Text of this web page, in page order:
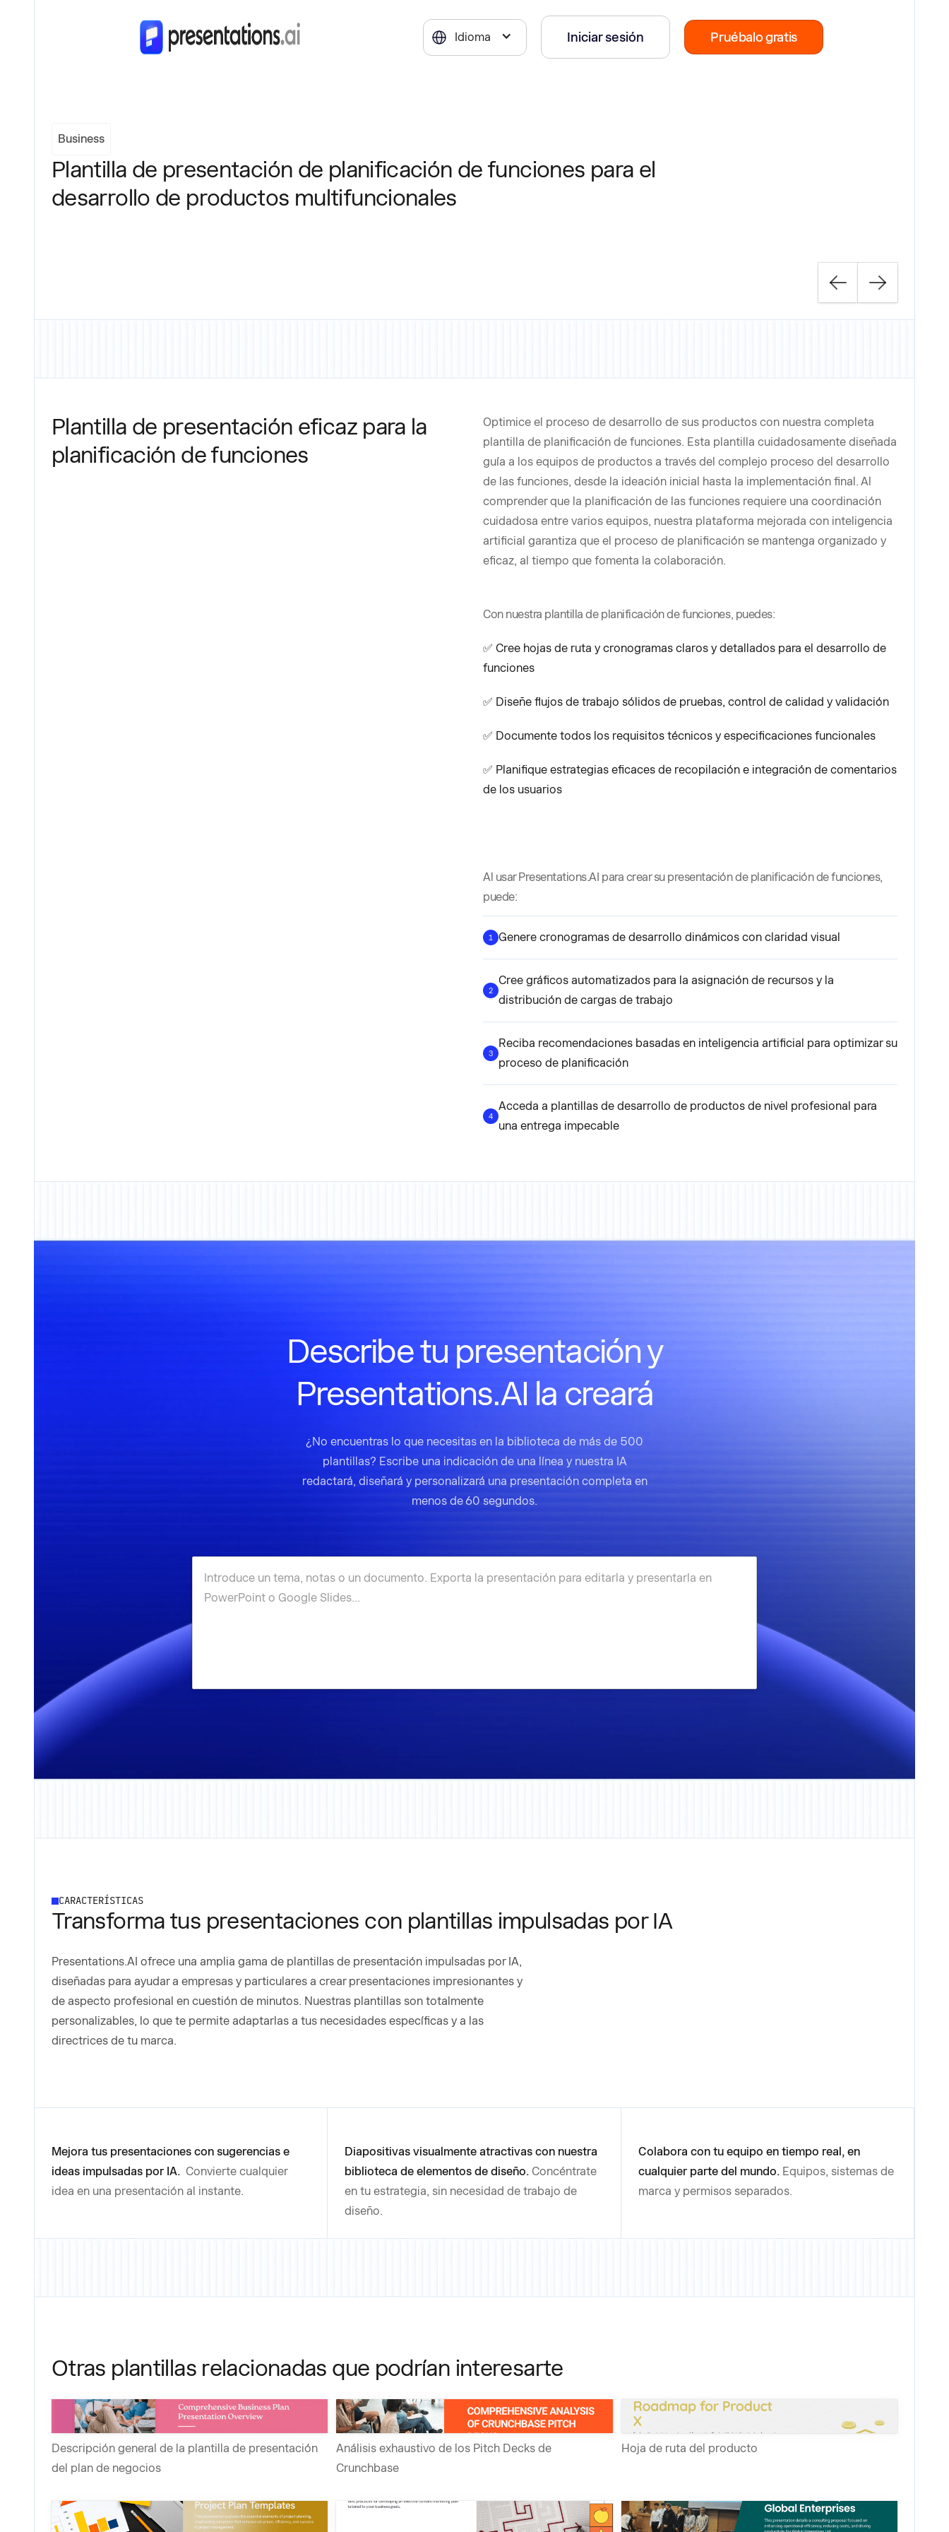
Idioma Iniciar sesión Pruébalo gratis
Business
Plantilla de presentación de planificación de funciones para el
desarrollo de productos multifuncionales
Plantilla de presentación eficaz para la
planificación de funciones
Optimice el proceso de desarrollo de sus productos con nuestra completa
plantilla de planificación de funciones. Esta plantilla cuidadosamente diseñada
guía a los equipos de productos a través del complejo proceso del desarrollo
de las funciones, desde la ideación inicial hasta la implementación final. Al
comprender que la planificación de las funciones requiere una coordinación
cuidadosa entre varios equipos, nuestra plataforma mejorada con inteligencia
artificial garantiza que el proceso de planificación se mantenga organizado y
eficaz, al tiempo que fomenta la colaboración.
Con nuestra plantilla de planificación de funciones, puedes:
✅ Cree hojas de ruta y cronogramas claros y detallados para el desarrollo de
funciones
✅ Diseñe flujos de trabajo sólidos de pruebas, control de calidad y validación
✅ Documente todos los requisitos técnicos y especificaciones funcionales
✅ Planifique estrategias eficaces de recopilación e integración de comentarios
de los usuarios
Al usar Presentations.AI para crear su presentación de planificación de funciones,
puede:
1 Genere cronogramas de desarrollo dinámicos con claridad visual
2
Cree gráficos automatizados para la asignación de recursos y la
distribución de cargas de trabajo
3
Reciba recomendaciones basadas en inteligencia artificial para optimizar su
proceso de planificación
4
Acceda a plantillas de desarrollo de productos de nivel profesional para
una entrega impecable
Describe tu presentación y
Presentations.AI la creará
¿No encuentras lo que necesitas en la biblioteca de más de 500
plantillas? Escribe una indicación de una línea y nuestra IA
redactará, diseñará y personalizará una presentación completa en
menos de 60 segundos.
CARACTERÍSTICAS
Transforma tus presentaciones con plantillas impulsadas por IA
Presentations.AI ofrece una amplia gama de plantillas de presentación impulsadas por IA,
diseñadas para ayudar a empresas y particulares a crear presentaciones impresionantes y
de aspecto profesional en cuestión de minutos. Nuestras plantillas son totalmente
personalizables, lo que te permite adaptarlas a tus necesidades específicas y a las
directrices de tu marca.
Mejora tus presentaciones con sugerencias e
ideas impulsadas por IA. Convierte cualquier
idea en una presentación al instante.
Diapositivas visualmente atractivas con nuestra
biblioteca de elementos de diseño. Concéntrate
en tu estrategia, sin necesidad de trabajo de
diseño.
Colabora con tu equipo en tiempo real, en
cualquier parte del mundo. Equipos, sistemas de
marca y permisos separados.
Otras plantillas relacionadas que podrían interesarte
Descripción general de la plantilla de presentación
del plan de negocios
Análisis exhaustivo de los Pitch Decks de
Crunchbase
Hoja de ruta del producto